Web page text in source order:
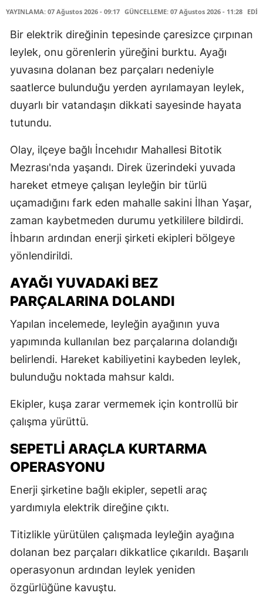
YAYINLAMA: 07 Ağustos 2026 - 09:17 GÜNCELLEME: 07 Ağustos 2026 - 11:28
Bir elektrik direğinin tepesinde çaresizce çırpınan
leylek, onu görenlerin yüreğini burktu. Ayağı
yuvasına dolanan bez parçaları nedeniyle
saatlerce bulunduğu yerden ayrılamayan leylek,
duyarlı bir vatandaşın dikkati sayesinde hayata
tutundu.
Olay, ilçeye bağlı İncehıdır Mahallesi Bitotik
Mezrası'nda yaşandı. Direk üzerindeki yuvada
hareket etmeye çalışan leyleğin bir türlü
uçamadığını fark eden mahalle sakini İlhan Yaşar,
zaman kaybetmeden durumu yetkililere bildirdi.
İhbarın ardından enerji şirketi ekipleri bölgeye
yönlendirildi.
AYAĞI YUVADAKİ BEZ
PARÇALARINA DOLANDI
Yapılan incelemede, leyleğin ayağının yuva
yapımında kullanılan bez parçalarına dolandığı
belirlendi. Hareket kabiliyetini kaybeden leylek,
bulunduğu noktada mahsur kaldı.
Ekipler, kuşa zarar vermemek için kontrollü bir
çalışma yürüttü.
SEPETLİ ARAÇLA KURTARMA
OPERASYONU
Enerji şirketine bağlı ekipler, sepetli araç
yardımıyla elektrik direğine çıktı.
Titizlikle yürütülen çalışmada leyleğin ayağına
dolanan bez parçaları dikkatlice çıkarıldı. Başarılı
operasyonun ardından leylek yeniden
özgürlüğüne kavuştu.